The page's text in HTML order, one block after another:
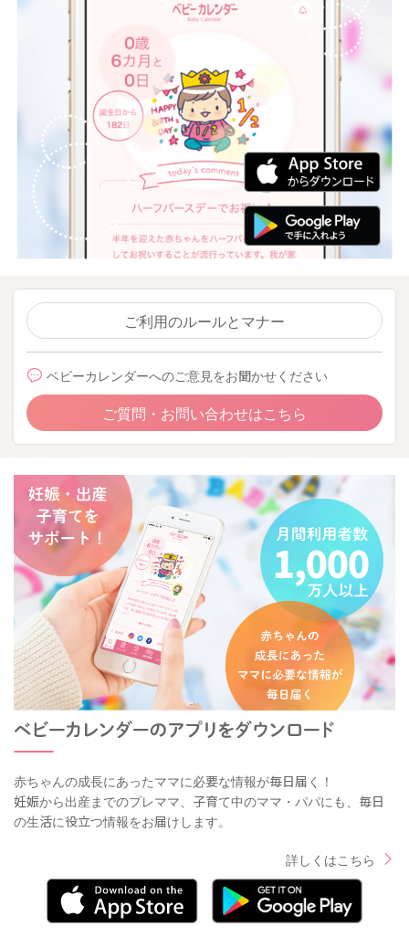
ご利用のルールとマナー
ベビーカレンダーへのご意見をお聞かせください
ご質問・お問い合わせはこちら
赤ちゃんの成長にあったママに必要な情報が毎日届く！
妊娠から出産までのプレママ、子育て中のママ・パパにも、毎日
の生活に役立つ情報をお届けします。
詳しくはこちら